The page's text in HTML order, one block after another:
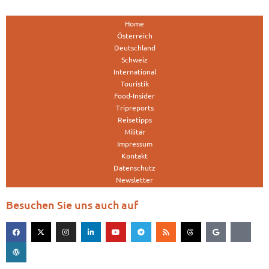
Home
Österreich
Deutschland
Schweiz
International
Touristik
Food-Insider
Tripreports
Reisetipps
Militär
Impressum
Kontakt
Datenschutz
Newsletter
Besuchen Sie uns auch auf